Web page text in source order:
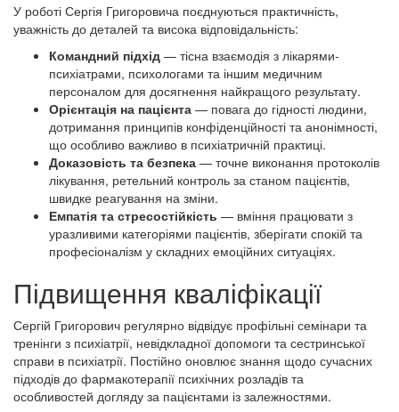
У роботі Сергія Григоровича поєднуються практичність,
уважність до деталей та висока відповідальність:
Командний підхід — тісна взаємодія з лікарями-
психіатрами, психологами та іншим медичним
персоналом для досягнення найкращого результату.
Орієнтація на пацієнта — повага до гідності людини,
дотримання принципів конфіденційності та анонімності,
що особливо важливо в психіатричній практиці.
Доказовість та безпека — точне виконання протоколів
лікування, ретельний контроль за станом пацієнтів,
швидке реагування на зміни.
Емпатія та стресостійкість — вміння працювати з
уразливими категоріями пацієнтів, зберігати спокій та
професіоналізм у складних емоційних ситуаціях.
Підвищення кваліфікації
Сергій Григорович регулярно відвідує профільні семінари та
тренінги з психіатрії, невідкладної допомоги та сестринської
справи в психіатрії. Постійно оновлює знання щодо сучасних
підходів до фармакотерапії психічних розладів та
особливостей догляду за пацієнтами із залежностями.